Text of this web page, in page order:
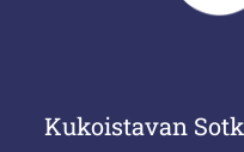
Kukoistavan